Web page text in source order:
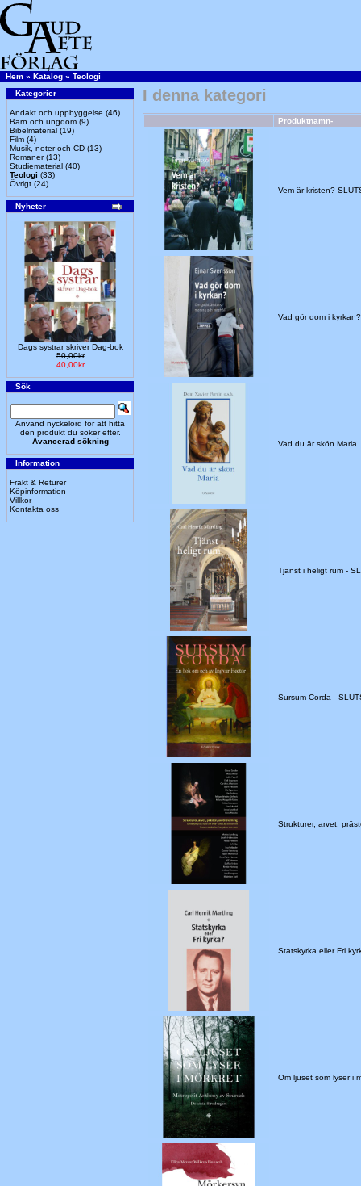
Hem » Katalog » Teologi
Kategorier
Andakt och uppbyggelse (46)
Barn och ungdom (9)
Bibelmaterial (19)
Film (4)
Musik, noter och CD (13)
Romaner(13)
Studiematerial (40)
Teologi (33)
Övrigt (24)
Nyheter
Dags systrar skriver Dag-bok
50,00kr
40,00kr
Sök
Använd nyckelord för att hitta
den produkt du söker efter.
Avancerad sökning
Information
Frakt & Returer
Köpinformation
Villkor
Kontakta oss
I denna kategori
Produktnamn-
Vem är kristen?
Vad gör dom i
Vad du är skön Maria
Tjänst i heligt rum -
Sursum Corda -
Strukturer, arvet,
Statskyrka eller Fri
Om ljuset som lyser i